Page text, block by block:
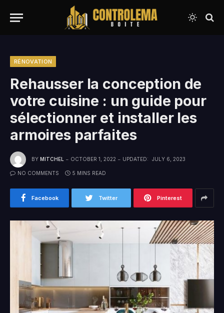
RÉNOVATION
Rehausser la conception de
votre cuisine : un guide pour
sélectionner et installer les
armoires parfaites
BY MITCHEL OCTOBER 1, 2022 UPDATED: JULY 6, 2023
NO COMMENTS 5 MINS READ
Facebook Twitter Pinterest